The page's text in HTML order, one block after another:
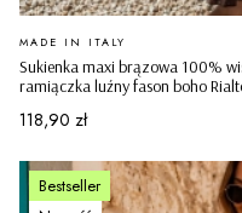
Sukienka maxi brązowa 100%
ramiączka luźny fason boho
PRODUCENT
MADE IN ITALY
Cena
118,90 zł
Bestseller